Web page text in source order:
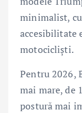
minimalist,
accesibilitate
motocicliști.
Pentru 2026,
mai mare, de
postură mai